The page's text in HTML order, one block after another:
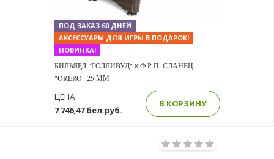
ПОД ЗАКАЗ 60 ДНЕЙ
АКСЕССУАРЫ ДЛЯ ИГРЫ В ПОДАРОК!
НОВИНКА!
БИЛЬЯРД "ГОЛЛИВУД" 8 Ф Р.П. СЛАНЕЦ
"ORERO" 25 ММ
7 746,47 бел.руб.
ЦЕНА
В КОРЗИНУ